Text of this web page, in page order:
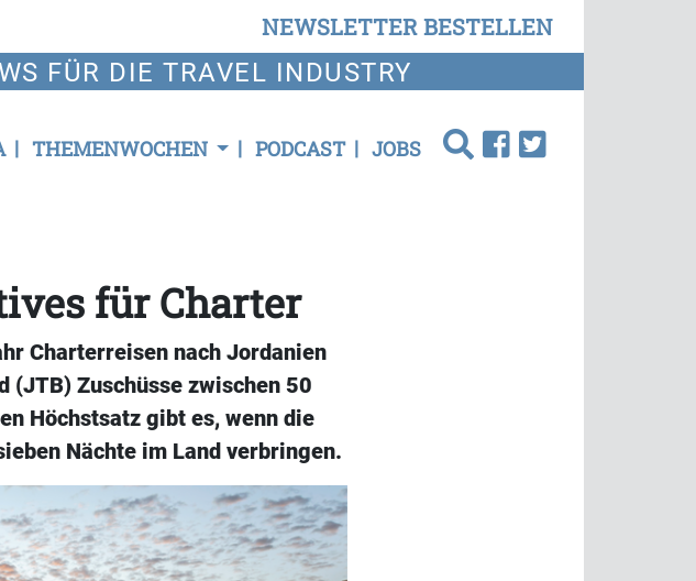
NEWSLETTER BESTELLEN
FÜR DIE TRAVEL INDUSTRY
THEMENWOCHEN PODCAST JOBS
für Charter
Charterreisen nach Jordanien
(JTB) Zuschüsse zwischen 50
Höchstsatz gibt es, wenn die
Nächte im Land verbringen.